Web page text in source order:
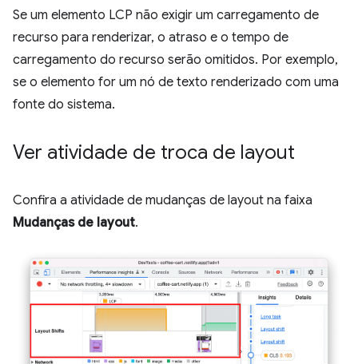
Se um elemento LCP não exigir um carregamento de
recurso para renderizar, o atraso e o tempo de
carregamento do recurso serão omitidos. Por exemplo,
se o elemento for um nó de texto renderizado com uma
fonte do sistema.
Ver atividade de troca de layout
Confira a atividade de mudanças de layout na faixa
Mudanças de layout.